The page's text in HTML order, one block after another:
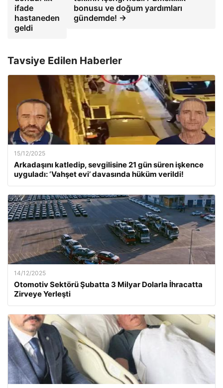
ifade
hastaneden
geldi
bonusu ve doğum yardımları
gündemde! →
Tavsiye Edilen Haberler
15/12/2025
Arkadaşını katledip, sevgilisine 21 gün süren işkence
uyguladı: ‘Vahşet evi’ davasında hüküm verildi!
14/12/2025
Otomotiv Sektörü Şubatta 3 Milyar Dolarla İhracatta
Zirveye Yerleşti